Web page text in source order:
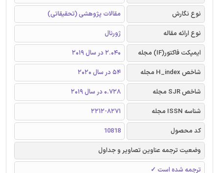
نوع نگارش
مقالات پژوهشی (تحقیقاتی)
نوع ارائه مقاله
ژورنال
ایمپکت فاکتور(IF) مجله
2.040 در سال 2019
شاخص H_index مجله
54 در سال 2020
شاخص SJR مجله
0.728 در سال 2019
شناسه ISSN مجله
2212-8271
کد محصول
10818
وضعیت ترجمه عناوین تصاویر و جداول
ترجمه شده است ✓